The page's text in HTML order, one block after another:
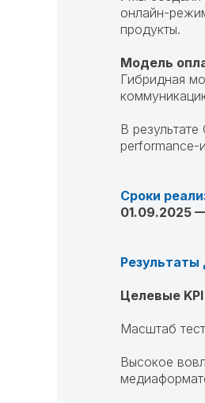
онлайн-
продукты.
Модель
Гибридная
В
performance-
Сроки
01.09.2025
Целевые
Масштаб
Высокое